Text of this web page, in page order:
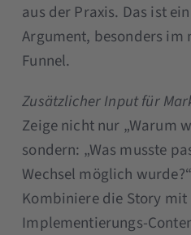
aus der Praxis. Das ist
Argument, besonders
Funnel.
Zusätzlicher Input für
Zeige nicht nur „Warum
sondern: „Was musste
Wechsel möglich wurde?“
Kombiniere die Story
Implementierungs-